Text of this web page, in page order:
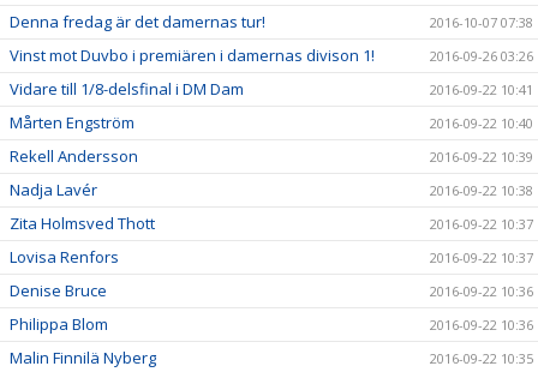
Denna fredag är det damernas tur! 2016-10-07 07:38
Vinst mot Duvbo i premiären i damernas divison 1! 2016-09-26 03:26
Vidare till 1/8-delsfinal i DM Dam 2016-09-22 10:41
Mårten Engström 2016-09-22 10:40
Rekell Andersson 2016-09-22 10:39
Nadja Lavér 2016-09-22 10:38
Zita Holmsved Thott 2016-09-22 10:37
Lovisa Renfors 2016-09-22 10:37
Denise Bruce 2016-09-22 10:36
Philippa Blom 2016-09-22 10:36
Malin Finnilä Nyberg 2016-09-22 10:35